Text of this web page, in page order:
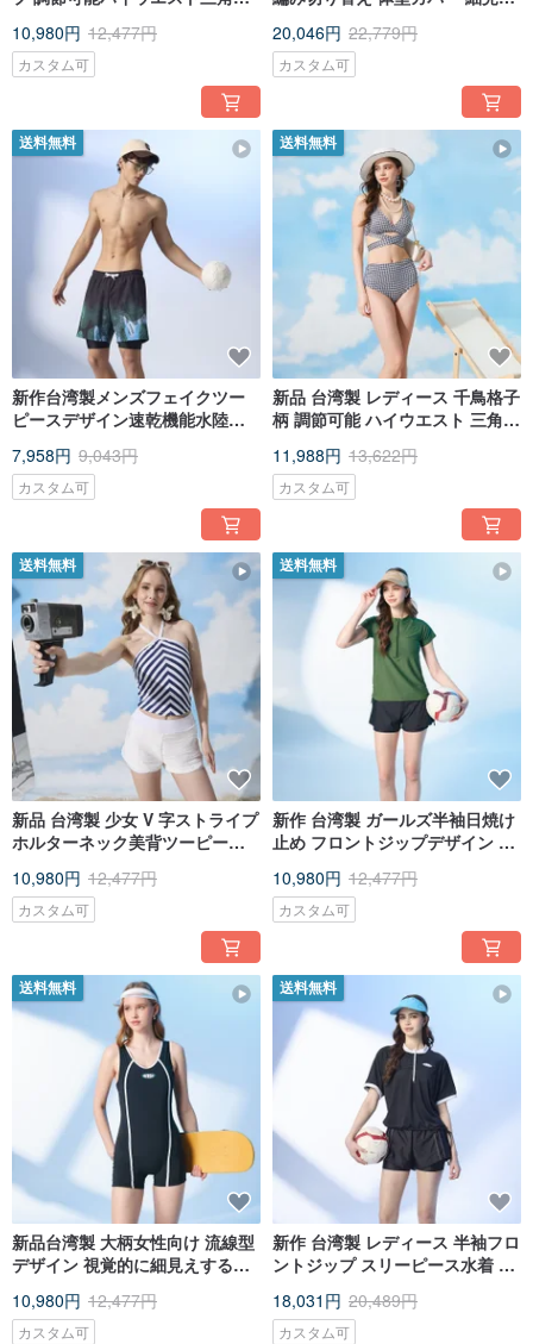
10,980円 12,477円
カスタム可
え
20,046円 22,779円
カスタム可
送料無料
新作台湾製メンズフェイクツー
ピースデザイン速乾機能水陸両
7,958円 9,043円
カスタム可
送料無料
新品 台湾製 レディース 千鳥格子
柄 調節可能 ハイウエスト 三角ビ
11,988円 13,622円
カスタム可
送料無料
新品 台湾製 少女 V 字ストライプ
ホルターネック美背ツーピース
10,980円 12,477円
カスタム可
送料無料
新作 台湾製 ガールズ半袖日焼け
止め フロントジップデザイン ツ
ン
10,980円 12,477円
カスタム可
送料無料
新品台湾製 大柄女性向け 流線型
デザイン 視覚的に細見えする一
ツ風
10,980円 12,477円
カスタム可
送料無料
新作 台湾製 レディース 半袖フロ
ントジップ スリーピース水着 ス
対応
18,031円 20,489円
カスタム可